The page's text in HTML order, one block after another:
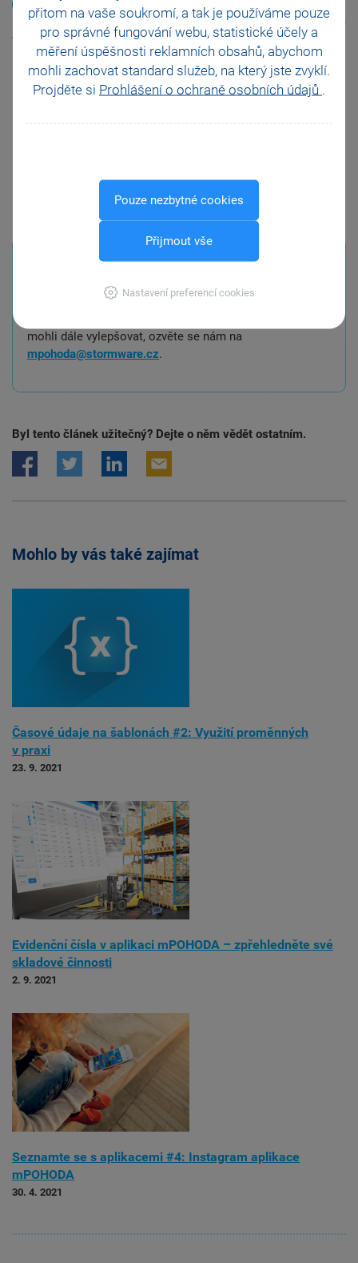
přitom na vaše soukromí, a tak je používáme pouze
pro správné fungování webu, statistické účely a
měření úspěšnosti reklamních obsahů, abychom
mohli zachovat standard služeb, na který jste zvyklí.
Projděte si Prohlášení o ochraně osobních údajů .
Pouze nezbytné cookies
Přijmout vše
Nastavení preferencí cookies
Pro synchronizaci nabídek vytvořených v aplikaci mPOHODA je
vyžadována verze programu POHODA, rel. 13000 a vyšší.
Potěšily vás novinky?Pokud ano, budeme rádi, když
aplikaci doporučíte dalším uživatelům, ať už osobně,
nebo třeba prostřednictvím recenze naGoogle Play
mohli dále vylepšovat, ozvěte se nám na
mpohoda@stormware.cz.
Byl tento článek užitečný? Dejte o něm vědět ostatním.
Mohlo by vás také zajímat
Časové údaje na šablonách #2: Využití proměnných
v praxi
23. 9. 2021
Evidenční čísla v aplikaci mPOHODA – zpřehledněte své
skladové činnosti
2. 9. 2021
Seznamte se s aplikacemi #4: Instagram aplikace
mPOHODA
30. 4. 2021